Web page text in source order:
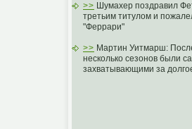
>> Шумахер поздравил
третьим титулом и
"Феррари"
>> Мартин Уитмарш:
несколько сезонов были
захватывающими за